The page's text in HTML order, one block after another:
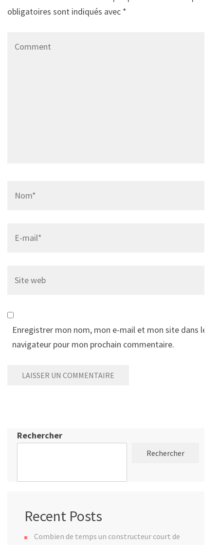
obligatoires sont indiqués avec *
web
Enregistrer mon nom, mon e-mail et mon site dans le
navigateur pour mon prochain commentaire.
Rechercher
Rechercher
Recent Posts
Combien de temps un constructeur court de